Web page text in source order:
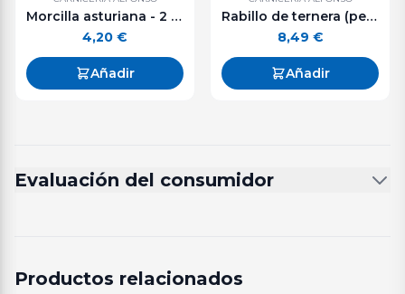
Morcilla asturiana - 2 unidades
4,20 €
Añadir
Rabillo de ternera (pez) - 500 g. aprox.
8,49 €
Añadir
Evaluación del consumidor
Productos relacionados